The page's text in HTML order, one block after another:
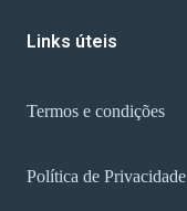
Links úteis
Termos e condições
Política de Privacidade